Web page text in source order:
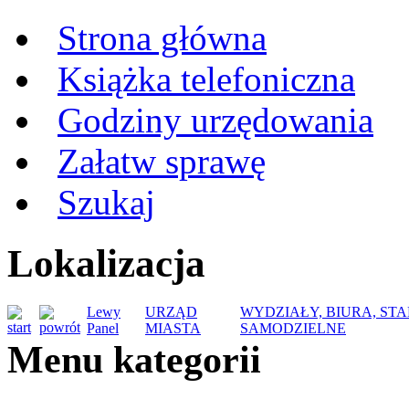
Strona główna
Książka telefoniczna
Godziny urzędowania
Załatw sprawę
Szukaj
Lokalizacja
Lewy
Panel
URZĄD
MIASTA
WYDZIAŁY, BIURA,
SAMODZIELNE
Menu kategorii